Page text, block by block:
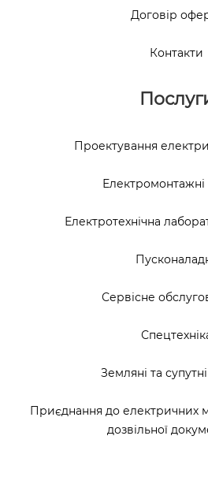
Договір
Контакти
Проектування
Електротехнічна
Сервісне
Земляні та
Приєднання до електричних
дозвільної